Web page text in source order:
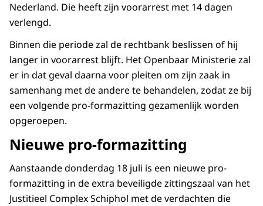
Nederland. Die heeft zijn voorarrest met 14 dagen
verlengd.
Binnen die periode zal de rechtbank beslissen of hij
langer in voorarrest blijft. Het Openbaar Ministerie zal
er in dat geval daarna voor pleiten om zijn zaak in
samenhang met de andere te behandelen, zodat ze bij
een volgende pro-formazitting gezamenlijk worden
opgeroepen.
Nieuwe pro-formazitting
Aanstaande donderdag 18 juli is een nieuwe pro-
formazitting in de extra beveiligde zittingszaal van het
Justitieel Complex Schiphol met de verdachten die